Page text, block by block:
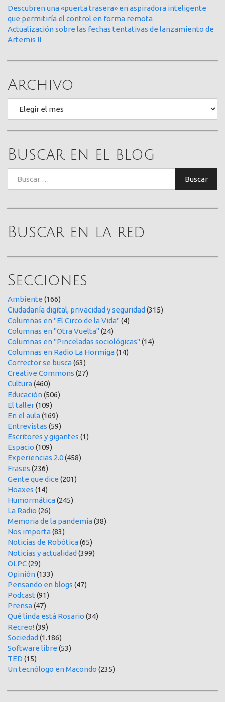
Descubren una «puerta trasera» en aspiradora inteligente
que permitiría el control en forma remota
Actualización sobre las fechas tentativas de lanzamiento de
Artemis II
Archivo
Buscar en el blog
Buscar
Buscar en la red
Secciones
Ambiente (166)
Ciudadanía digital, privacidad y seguridad (315)
Columnas en "El Circo de la Vida"(4)
Columnas en "Otra Vuelta"(24)
Columnas en "Pinceladas sociológicas"(14)
Columnas en Radio La Hormiga(14)
Corrector se busca(63)
Creative Commons (27)
Cultura(460)
Educación(506)
El taller(109)
En el aula(169)
Entrevistas (59)
Escritores y gigantes (1)
Espacio (109)
Experiencias 2.0(458)
Frases (236)
Gente que dice (201)
Hoaxes (14)
Humormática(245)
La Radio (26)
Memoria de la pandemia(38)
Nos importa(83)
Noticias de Robótica(65)
Noticias y actualidad (399)
OLPC(29)
Opinión(133)
Pensando en blogs (47)
Podcast (91)
Prensa(47)
Qué linda está Rosario (34)
Recreo!(39)
Sociedad (1.186)
Software libre (53)
TED (15)
Un tecnólogo en Macondo (235)